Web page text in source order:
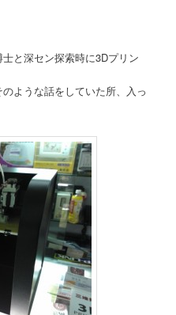
と深セン探索時に3Dプリン
ような話をしていた所、入っ